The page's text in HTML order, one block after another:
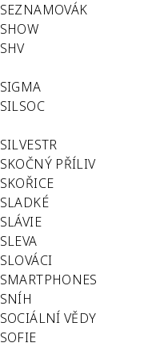
SEZNAMOVÁK
SHOW
SHV
SIGMA
SILSOC
SILVESTR
SKOČNÝ PŘÍLIV
SKOŘICE
SLADKÉ
SLÁVIE
SLEVA
SLOVÁCI
SMARTPHONES
SNÍH
SOCIÁLNÍ VĚDY
SOFIE